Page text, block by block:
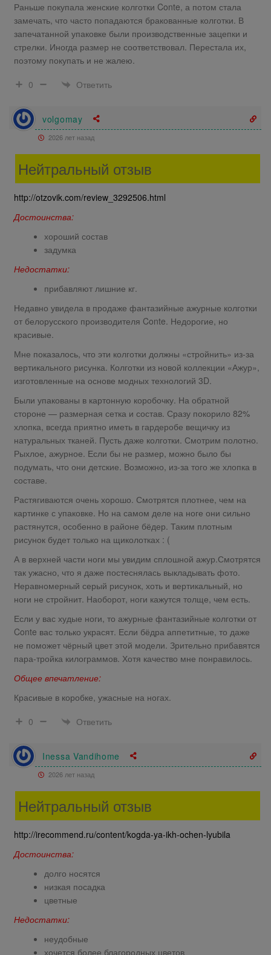
Раньше покупала женские колготки Conte, а потом стала
замечать, что часто попадаются бракованные колготки. В
запечатанной упаковке были производственные зацепки и
стрелки. Иногда размер не соответствовал. Перестала их,
поэтому покупать и не жалею.
0
Ответить
volgomay
2026 лет назад
Нейтральный отзыв
http://otzovik.com/review_3292506.html
Достоинства:
хороший состав
задумка
Недостатки:
прибавляют лишние кг.
Недавно увидела в продаже фантазийные ажурные колготки
от белорусского производителя Conte. Недорогие, но
красивые.
Мне показалось, что эти колготки должны «стройнить» из-за
вертикального рисунка. Колготки из новой коллекции «Ажур»,
изготовленные на основе модных технологий 3D.
Были упакованы в картонную коробочку. На обратной
стороне — размерная сетка и состав. Сразу покорило 82%
хлопка, всегда приятно иметь в гардеробе вещичку из
натуральных тканей. Пусть даже колготки. Смотрим полотно.
Рыхлое, ажурное. Если бы не размер, можно было бы
подумать, что они детские. Возможно, из-за того же хлопка в
составе.
Растягиваются очень хорошо. Смотрятся плотнее, чем на
картинке с упаковке. Но на самом деле на ноге они сильно
растянутся, особенно в районе бёдер. Таким плотным
рисунок будет только на щиколотках : (
А в верхней части ноги мы увидим сплошной ажур.Смотрятся
так ужасно, что я даже постеснялась выкладывать фото.
Неравномерный серый рисунок, хоть и вертикальный, но
ноги не стройнит. Наоборот, ноги кажутся толще, чем есть.
Если у вас худые ноги, то ажурные фантазийные колготки от
Conte вас только украсят. Если бёдра аппетитные, то даже
не поможет чёрный цвет этой модели. Зрительно прибавятся
пара-тройка килограммов. Хотя качество мне понравилось.
Общее впечатление:
Красивые в коробке, ужасные на ногах.
0
Ответить
Inessa Vandihome
2026 лет назад
Нейтральный отзыв
http://irecommend.ru/content/kogda-ya-ikh-ochen-lyubila
Достоинства:
долго носятся
низкая посадка
цветные
Недостатки:
неудобные
хочется более благородных цветов